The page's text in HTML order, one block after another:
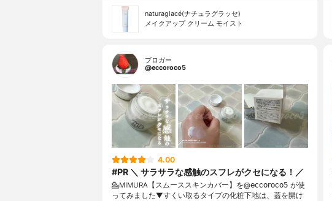
naturaglacé(ナチュラグラッセ)
メイクアップ クリーム モイスト
ブロガー
@eccoroco5
4.00
#PR ＼ サラサラな感触のスフレがクセになる！／
💁MIMURA【スムーススキンカバー】を@𝖾𝖼𝖼𝗈𝗋𝗈𝖼𝗈𝟧 が使
ってみました⁡⁡▼⁡すくい取るタイプの化粧下地は、蓋を開け